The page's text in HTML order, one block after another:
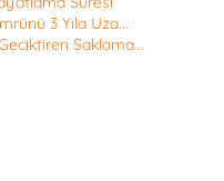
3 Yıla Uza...
Saklama...